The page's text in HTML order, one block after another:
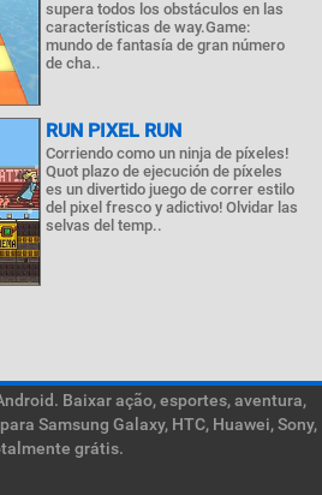
supera todos los obstáculos en las
características de way.Game:
mundo de fantasía de gran número
de cha..
RUN PIXEL RUN
Corriendo como un ninja de píxeles!
Quot plazo de ejecución de píxeles
es un divertido juego de correr estilo
del pixel fresco y adictivo! Olvidar las
selvas del temp..
Baixar ação, esportes, aventura,
Samsung Galaxy, HTC, Huawei, Sony,
grátis.